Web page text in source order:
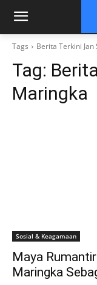
Tags Berita Terkini
Tag:
Maringka
Sosial & Keagamaan
Maya
Maringka